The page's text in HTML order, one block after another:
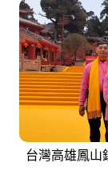
台灣高雄鳳山